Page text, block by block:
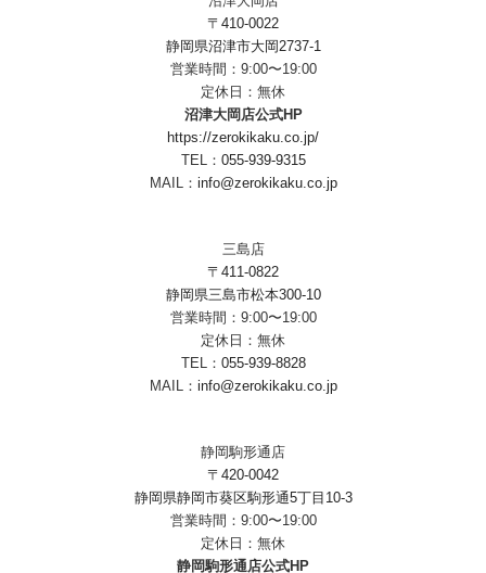
〒410-0022
静岡県沼津市大岡2737-1
営業時間：9:00〜19:00
定休日：無休
沼津大岡店公式HP
https://zerokikaku.co.jp/
TEL： 055-939-9315
MAIL： info@zerokikaku.co.jp
三島店
〒411-0822
静岡県三島市松本300-10
営業時間：9:00〜19:00
定休日：無休
TEL： 055-939-8828
MAIL： info@zerokikaku.co.jp
静岡駒形通店
〒420-0042
静岡県静岡市葵区駒形通5丁目10-3
営業時間：9:00〜19:00
定休日：無休
静岡駒形通店公式HP